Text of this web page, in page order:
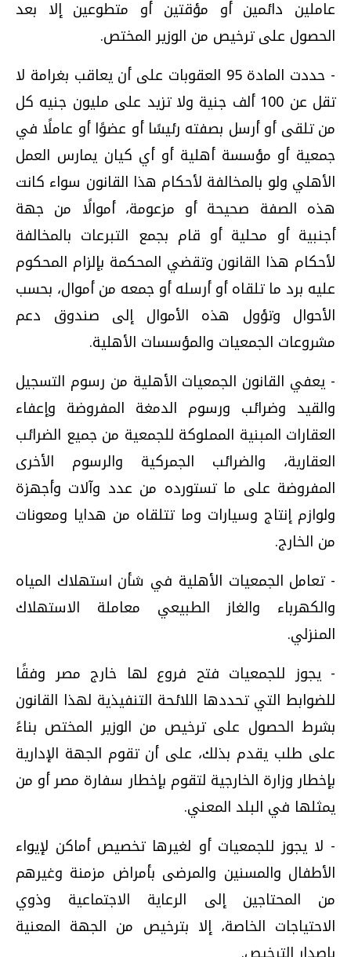
عاملين دائمين أو مؤقتين أو متطوعين إلا بعد
الحصول على ترخيص من الوزير المختص.
- حددت المادة 95 العقوبات على أن يعاقب بغرامة لا
تقل عن 100 ألف جنية ولا تزيد على مليون جنيه كل
من تلقى أو أرسل بصفته رئيسًا أو عضوًا أو عاملًا في
جمعية أو مؤسسة أهلية أو أي كيان يمارس العمل
الأهلي ولو بالمخالفة لأحكام هذا القانون سواء كانت
هذه الصفة صحيحة أو مزعومة، أموالًا من جهة
أجنبية أو محلية أو قام بجمع التبرعات بالمخالفة
لأحكام هذا القانون وتقضي المحكمة بإلزام المحكوم
عليه برد ما تلقاه أو أرسله أو جمعه من أموال، بحسب
الأحوال وتؤول هذه الأموال إلى صندوق دعم
مشروعات الجمعيات والمؤسسات الأهلية.
- يعفي القانون الجمعيات الأهلية من رسوم التسجيل
والقيد وضرائب ورسوم الدمغة المفروضة وإعفاء
العقارات المبنية المملوكة للجمعية من جميع الضرائب
العقارية، والضرائب الجمركية والرسوم الأخرى
المفروضة على ما تستورده من عدد وآلات وأجهزة
ولوازم إنتاج وسيارات وما تتلقاه من هدايا ومعونات
من الخارج.
- تعامل الجمعيات الأهلية في شأن استهلاك المياه
والكهرباء والغاز الطبيعي معاملة الاستهلاك
المنزلي.
- يجوز للجمعيات فتح فروع لها خارج مصر وفقًا
للضوابط التي تحددها اللائحة التنفيذية لهذا القانون
بشرط الحصول على ترخيص من الوزير المختص بناءً
على طلب يقدم بذلك، على أن تقوم الجهة الإدارية
بإخطار وزارة الخارجية لتقوم بإخطار سفارة مصر أو من
يمثلها في البلد المعني.
- لا يجوز للجمعيات أو لغيرها تخصيص أماكن لإيواء
الأطفال والمسنين والمرضى بأمراض مزمنة وغيرهم
من المحتاجين إلى الرعاية الاجتماعية وذوي
الاحتياجات الخاصة، إلا بترخيص من الجهة المعنية